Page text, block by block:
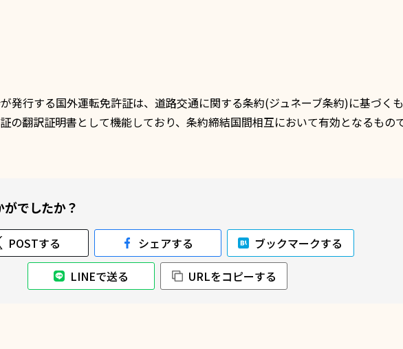
が発行する国外運転免許証は、 道路交通に関する条約(ジュネーブ条約)に基づく
の翻訳証明書として機能しており、条約締結国間相互において有効となるもの
でしたか？
POSTする シェアする
ブックマークする
LINEで送る
URLをコピーする